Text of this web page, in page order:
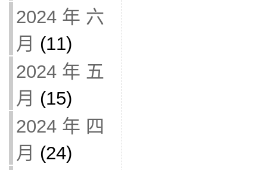
2024 年 六
月 (11)
2024 年 五
月 (15)
2024 年 四
月 (24)